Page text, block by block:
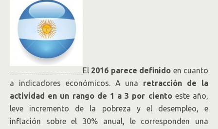
El 2016 parece definido en cuanto
a indicadores económicos. A una retracción de la
actividad en un rango de 1 a 3 por cientoeste año,
leve incremento de la pobreza y el desempleo, e
inflación sobre el 30% anual, le corresponden una